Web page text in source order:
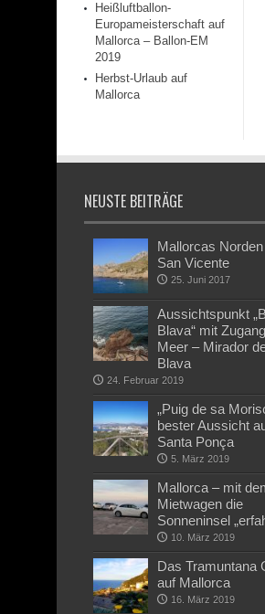
Heißluftballon-
Europameisterschaft auf
Mallorca – Ballon-EM
2019
Herbst-Urlaub auf
Mallorca
NEUSTE BEITRÄGE
Mallorcas
San Vicente
25. Juni 2017
Aussichtspunkt
Blava“ mit
Meer – Mirador
Blava
24. Februar 2019
„Puig de sa
bester Aussicht
Santa Ponça
5. März 2019
Mallorca – mit
Mietwagen die
Sonneninsel
10. März 2019
Das Tramuntana
auf Mallorca
16. März 2019